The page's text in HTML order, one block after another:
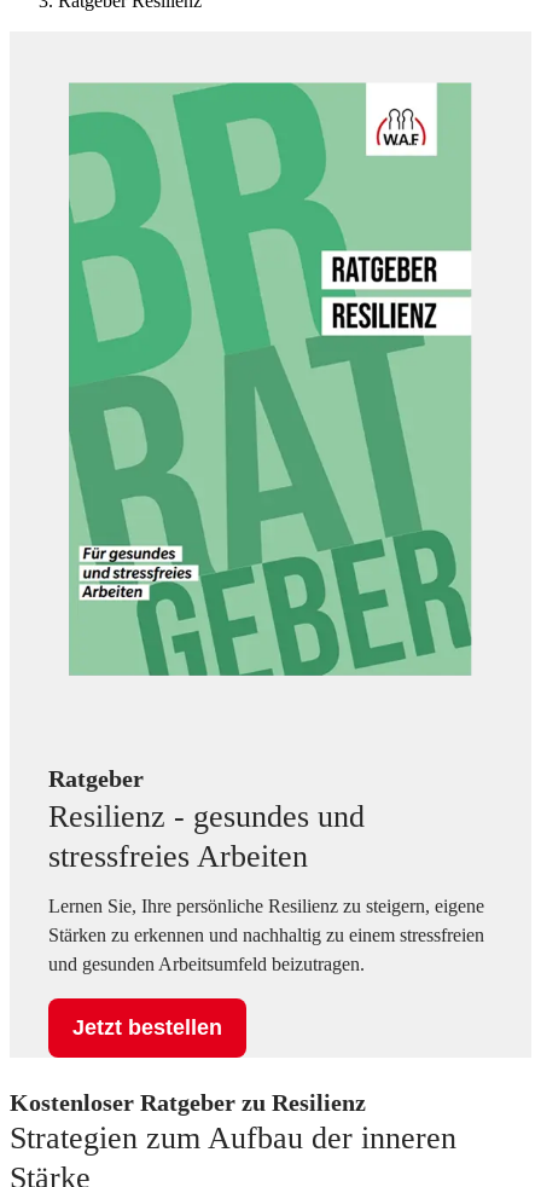
Ratgeber
Resilienz - gesundes und
stressfreies Arbeiten
Lernen Sie, Ihre persönliche Resilienz zu steigern, eigene
Stärken zu erkennen und nachhaltig zu einem stressfreien
und gesunden Arbeitsumfeld beizutragen.
Jetzt bestellen
Kostenloser Ratgeber zu Resilienz
Strategien zum Aufbau der inneren
Stärke